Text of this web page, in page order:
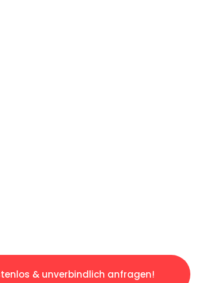
& unverbindlich anfragen!